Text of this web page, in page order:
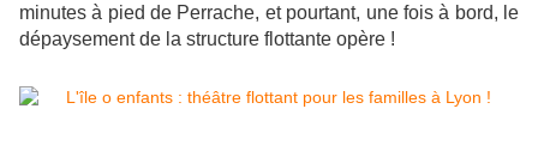
minutes à pied de Perrache, et pourtant, une fois à bord, le
dépaysement de la structure flottante opère !